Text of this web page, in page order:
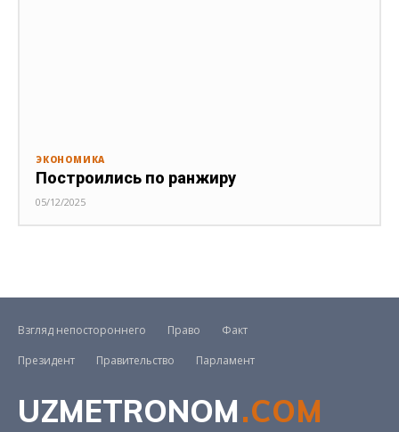
ЭКОНОМИКА
Построились по ранжиру
05/12/2025
Взгляд непостороннего Право
Факт
Президент
Правительство Парламент
UZMETRONOM.COM